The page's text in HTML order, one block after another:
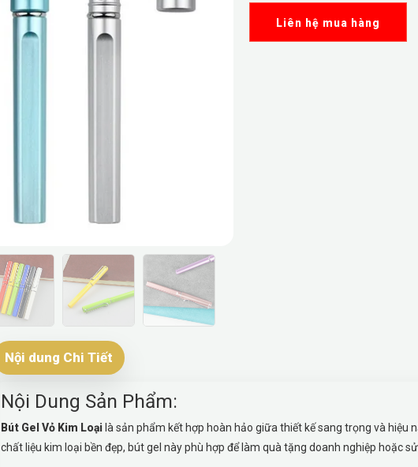
Liên hệ mua hàng
Nội dung Chi Tiết
Nội Dung Sản Phẩm:
Bút Gel Vỏ Kim Loại là sản phẩm kết hợp hoàn hảo giữa thiết kế sang trọng và
chất liệu kim loại bền đẹp, bút gel này phù hợp để làm quà tặng doanh nghiệp hoặc